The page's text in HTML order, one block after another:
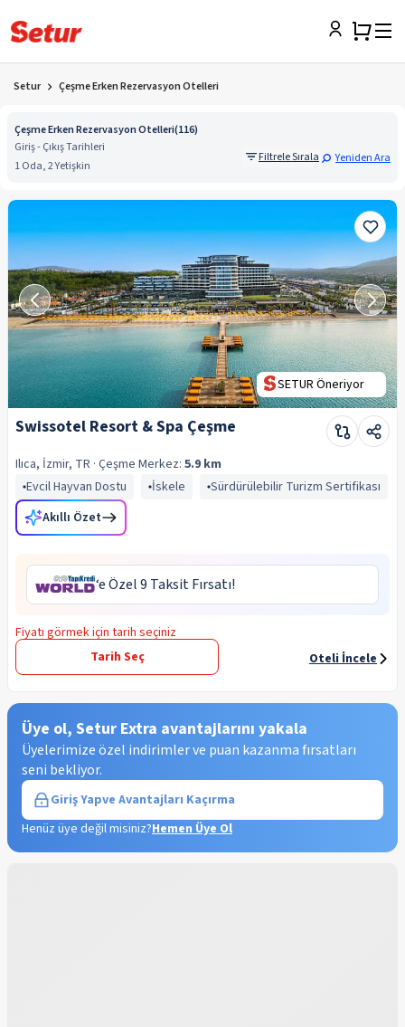
Setur Çeşme Erken Rezervasyon Otelleri
Çeşme Erken Rezervasyon Otelleri(116)
Giriş - Çıkış Tarihleri
1 Oda, 2 Yetişkin
Filtrele Sırala Yeniden Ara
SETUR Öneriyor
Swissotel Resort & Spa Çeşme
Ilıca, İzmir, TR · Çeşme Merkez: 5.9 km
Evcil Hayvan Dostu
İskele
Sürdürülebilir Turizm Sertifikası
Akıllı Özet
‘e Özel 9 Taksit Fırsatı!
Fiyatı görmek için tarih seçiniz
Tarih Seç
Oteli İncele
Üye ol, Setur Extra avantajlarını yakala
Üyelerimize özel indirimler ve puan kazanma fırsatları
seni bekliyor.
Giriş Yapve Avantajları Kaçırma
Henüz üye değil misiniz?Hemen Üye Ol